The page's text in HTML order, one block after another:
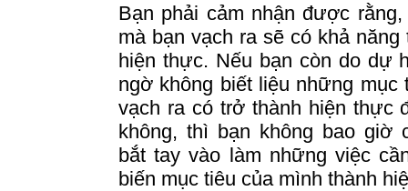
Bạn phải cảm nhận được
mà bạn vạch ra sẽ có khả năng
hiện thực. Nếu bạn còn do dự
ngờ không biết liệu những mục
vạch ra có trở thành hiện thực
không, thì bạn không bao giờ
bắttay vào làm những việc
biến mục tiêu của mình thành